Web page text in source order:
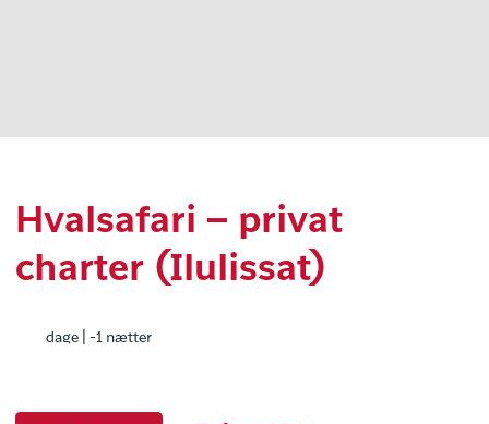
Hvalsafari – privat
charter (Ilulissat)
dage | -1 nætter